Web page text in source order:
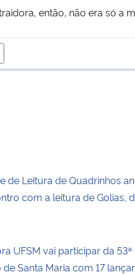
então, não era só a
de transferência
de Leitura de Quadrinhos
com a leitura de Golias,
UFSM vai participar da 53ª
de Santa Maria com 17